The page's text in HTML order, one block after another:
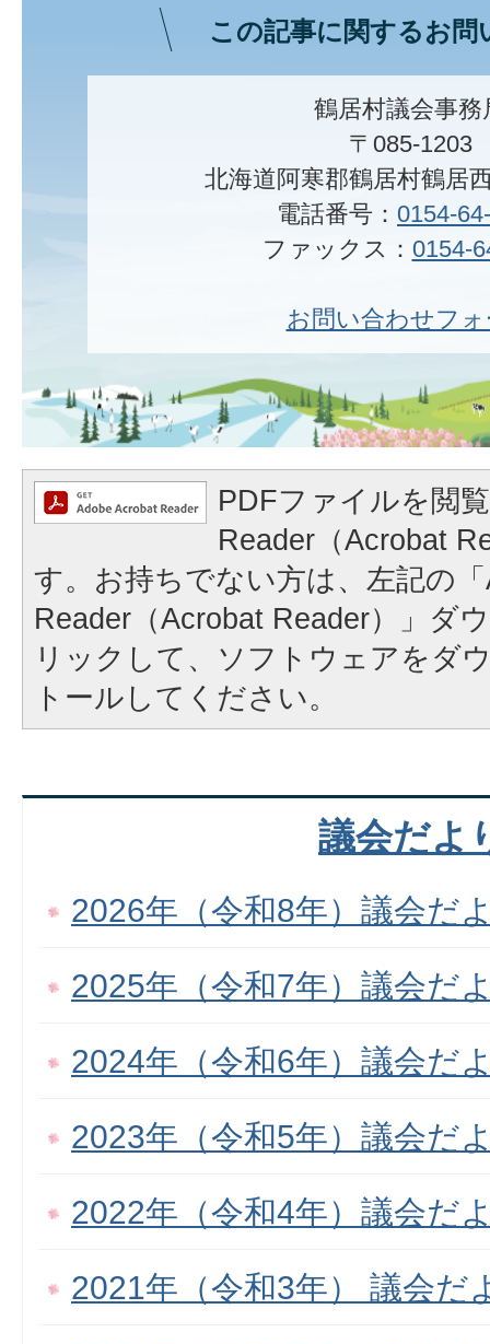
この記事に関するお問
鶴居村議会事務
〒085-1203
北海道阿寒郡鶴居村鶴居
電話番号： 0154-
ファックス： 0154-
お問い合わせフ
PDFファイルを閲
Reader（Acrobat
す。お持ちでない方は、左記の
Reader（Acrobat Reader）」ダ
リックして、ソフトウェアをダ
トールしてください。
議会だよ
2026年（令和8年）議会だ
2025年（令和7年）議会だ
2024年（令和6年）議会だ
2023年（令和5年）議会だ
2022年（令和4年）議会だ
2021年（令和3年） 議会だ